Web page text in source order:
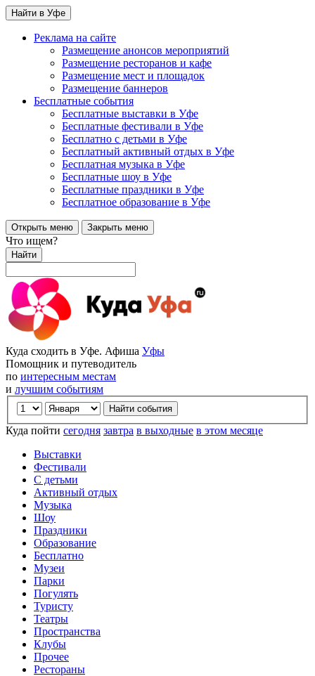
Найти в Уфе
Реклама на сайте
Размещение анонсов мероприятий
Размещение ресторанов и кафе
Размещение мест и площадок
Размещение баннеров
Бесплатные события
Бесплатные выставки в Уфе
Бесплатные фестивали в Уфе
Бесплатно с детьми в Уфе
Бесплатный активный отдых в Уфе
Бесплатная музыка в Уфе
Бесплатные шоу в Уфе
Бесплатные праздники в Уфе
Бесплатное образование в Уфе
Открыть меню Закрыть меню
Что ищем?
Найти
Куда сходить в Уфе. Афиша Уфы
Помощник и путеводитель
по интересным местам
и лучшим событиям
Куда пойти сегодня завтра в выходные в этом месяце
Выставки
Фестивали
С детьми
Активный отдых
Музыка
Шоу
Праздники
Образование
Бесплатно
Музеи
Парки
Погулять
Туристу
Театры
Пространства
Клубы
Прочее
Рестораны